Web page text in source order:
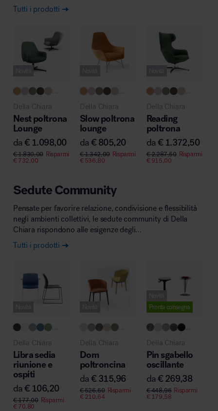
MillerKnoll
Tutti i prodotti
Della Chiara
Nest poltrona
Lounge
da€ 1.098,00
€1.830,00 Risparmi
€732,00
Della Chiara
Slow poltrona
lounge
da € 805,20
€1.342,00 Risparmi
€536,80
Della Chiara
Reading
poltrona
da € 1.372,50
€2.287,50 Risparmi
€915,00
Sedute Community
Pensate per favorire relazione, condivisione e flessibilità
negli ambienti collettivi, le sedute community di Della
Chiara rispondono alle esigenze degli…
Tutti i prodotti
...
Della Chiara
Libra sedia
riunione e
ospiti
da€ 106,20
€177,00 Risparmi
€70,80
...
Della Chiara
Dom
poltroncina
da € 315,96
€526,60 Risparmi
€210,64
Pronta consegna
...
Della Chiara
Pin sgabello
oscillante
da € 269,38
€448,96 Risparmi
€179,58